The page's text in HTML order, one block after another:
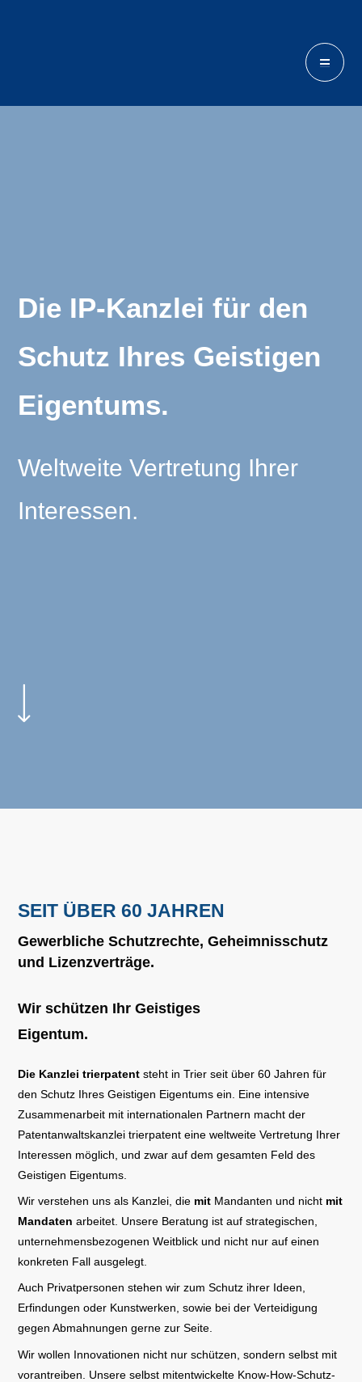
Die IP-Kanzlei für den
Schutz Ihres Geistigen
Eigentums.
Weltweite Vertretung Ihrer
Interessen.
SEIT ÜBER 60 JAHREN
Gewerbliche Schutzrechte, Geheimnisschutz
und Lizenzverträge.
Wir schützen Ihr Geistiges
Eigentum.
Die Kanzlei trierpatent steht in Trier seit über 60 Jahren für
den Schutz Ihres Geistigen Eigentums ein. Eine intensive
Zusammenarbeit mit internationalen Partnern macht der
Patentanwaltskanzlei trierpatent eine weltweite Vertretung Ihrer
Interessen möglich, und zwar auf dem gesamten Feld des
Geistigen Eigentums.
Wir verstehen uns als Kanzlei, die mit Mandanten und nicht mit
Mandaten arbeitet. Unsere Beratung ist auf strategischen,
unternehmensbezogenen Weitblick und nicht nur auf einen
konkreten Fall ausgelegt.
Auch Privatpersonen stehen wir zum Schutz ihrer Ideen,
Erfindungen oder Kunstwerken, sowie bei der Verteidigung
gegen Abmahnungen gerne zur Seite.
Wir wollen Innovationen nicht nur schützen, sondern selbst mit
vorantreiben. Unsere selbst mitentwickelte Know-How-Schutz-